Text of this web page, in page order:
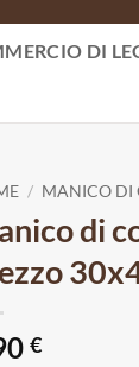
DI
/ MANICO DI
di
€